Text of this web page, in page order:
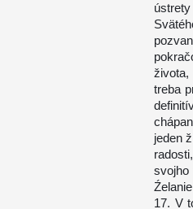
treba
jeden
svojho
17. V